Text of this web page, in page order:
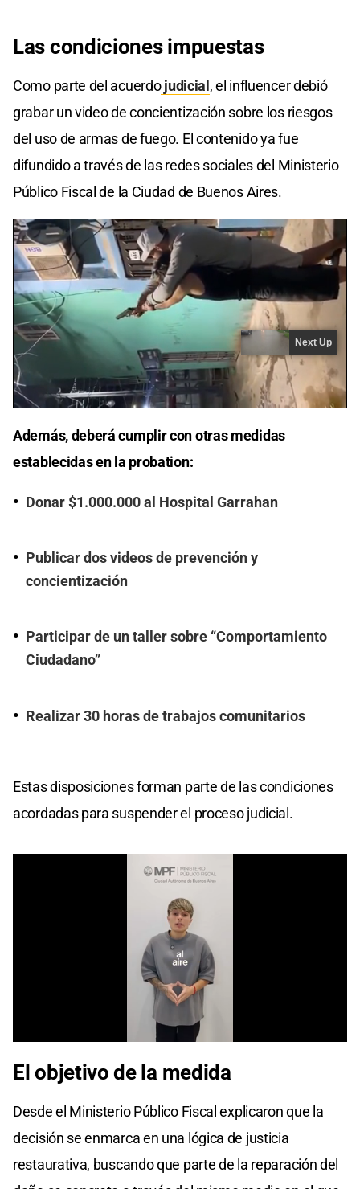
Las condiciones impuestas
Como parte del acuerdojudicial, el influencer debió
grabar un video de concientización sobre los riesgos
del uso de armas de fuego. El contenido ya fue
difundido a través de las redes sociales del Ministerio
Público Fiscal de la Ciudad de Buenos Aires.
Además, deberá cumplir con otras medidas
establecidas en la probation:
Donar $1.000.000 al Hospital Garrahan
Publicar dos videos de prevención y
concientización
Participar de un taller sobre “Comportamiento
Ciudadano”
Realizar 30 horas de trabajos comunitarios
Estas disposiciones forman parte de las condiciones
acordadas para suspender el proceso judicial.
of
El objetivo de la medida
Desde el Ministerio Público Fiscal explicaron que la
decisión se enmarca en una lógica de justicia
restaurativa, buscando que parte de la reparación del